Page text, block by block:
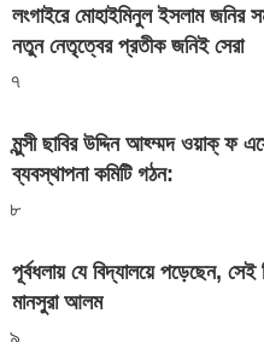
লংগাইরে মোহাইমিনুল ইসলাম জনির
নতুন নেতৃত্বের প্রতীক জনিই সেরা
৭
মুন্সী ছাবির উদ্দিন আহ্ম্মদ ওয়াক্ ফ
ব্যবস্থাপনা কমিটি গঠন:
৮
পূর্বধলায় যে বিদ্যালয়ে পড়েছেন, সেই
মানসুরা আলম
৯